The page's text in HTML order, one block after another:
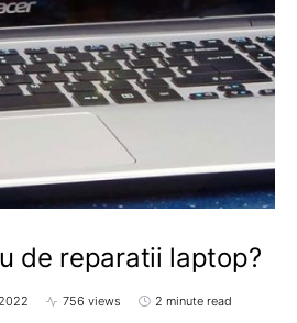
de reparatii laptop?
756 views 2 minute read